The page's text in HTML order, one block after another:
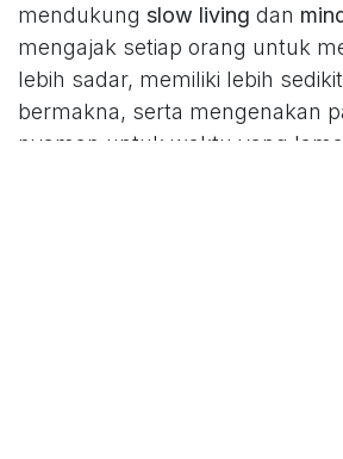
mendukung slow living dan
mengajak setiap orang untuk
lebih sadar, memiliki lebih
bermakna, serta mengenakan
nyaman untuk waktu yang lama.